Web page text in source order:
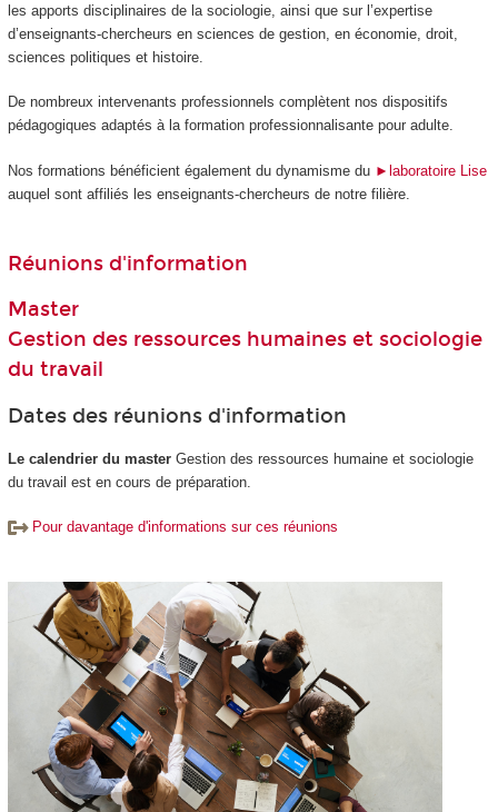
les apports disciplinaires de la sociologie, ainsi que sur l’expertise
d’enseignants-chercheurs en sciences de gestion, en économie, droit,
sciences politiques et histoire.
De nombreux intervenants professionnels complètent nos dispositifs
pédagogiques adaptés à la formation professionnalisante pour adulte.
Nos formations bénéficient également du dynamisme du ►laboratoire Lise
auquel sont affiliés les enseignants-chercheurs de notre filière.
Réunions d'information
Master
Gestion des ressources humaines et sociologie
du travail
Dates des réunions d'information
Le calendrier du master Gestion des ressources humaine et sociologie
du travail est en cours de préparation.
Pour davantage d'informations sur ces réunions